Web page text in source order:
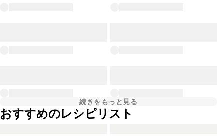
続きをもっと見る
おすすめのレシピリスト